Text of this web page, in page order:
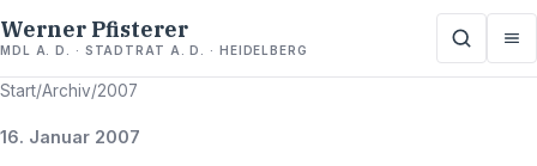
Werner Pfisterer
MDL A. D. · STADTRAT A. D. · HEIDELBERG
Start/Archiv/2007
16. Januar 2007